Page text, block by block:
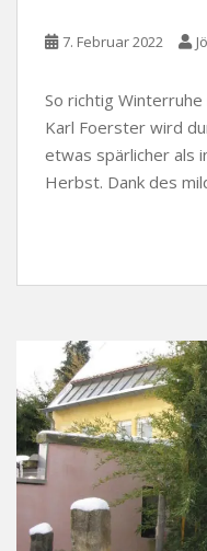
7. Februar 2022
So richtig Winterruhe
Karl Foerster wird
etwas spärlicher als
Herbst. Dank des